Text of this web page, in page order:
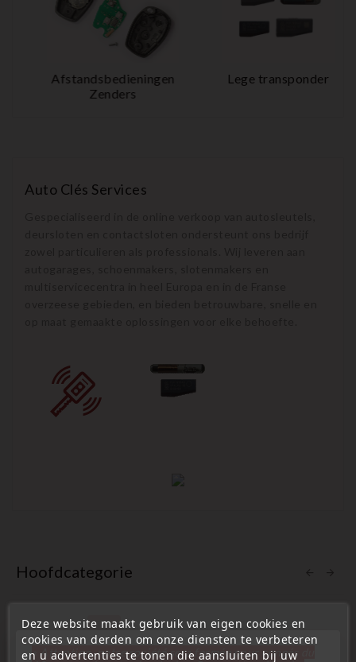
Afstandsbedieningen
Zenders
Lege transponder
Auto Clés Services
Hoofdcategorie
Deze website maakt gebruik van eigen cookies en
cookies van derden om onze diensten te verbeteren
en u advertenties te tonen die aansluiten bij uw
« Attention, notre société sera fermée pour congés du